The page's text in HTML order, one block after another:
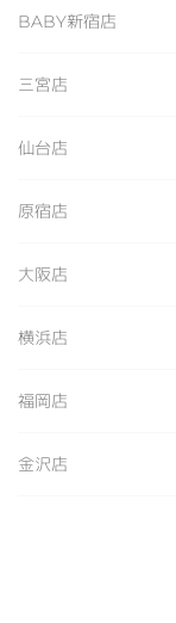
BABY新宿店
三宮店
仙台店
原宿店
大阪店
横浜店
福岡店
金沢店